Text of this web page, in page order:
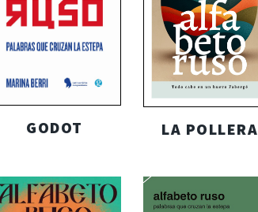
GODOT LA POLLERA